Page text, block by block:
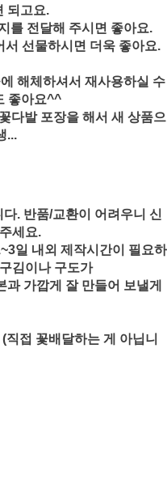
되고요.
를 전달해 주시면 좋아요.
서 선물하시면 더욱 좋아요.
해체하셔서 재사용하실 수
좋아요^^
다발 포장을 해서 새 상품으
...
. 반품/교환이 어려우니 신
세요.
일 내외 제작시간이 필요하
김이나 구도가
가깝게 잘 만들어 보낼게
접 꽃배달하는 게 아닙니